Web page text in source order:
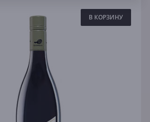
В КОРЗИНУ